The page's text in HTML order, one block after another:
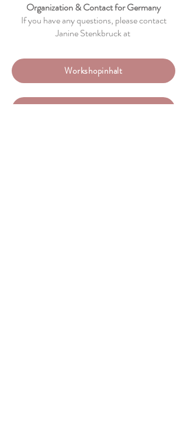
Organization & Contact for Germany
If you have any questions, please contact
Janine Stenkbruck at
Workshopinhalt